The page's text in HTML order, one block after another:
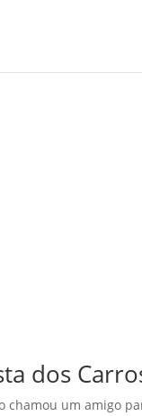
dos
chamou um amigo